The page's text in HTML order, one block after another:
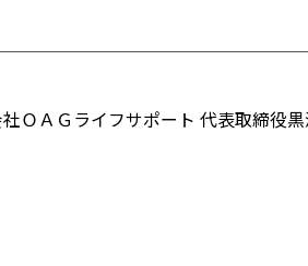
ＯＡＧライフサポート 代表取締役